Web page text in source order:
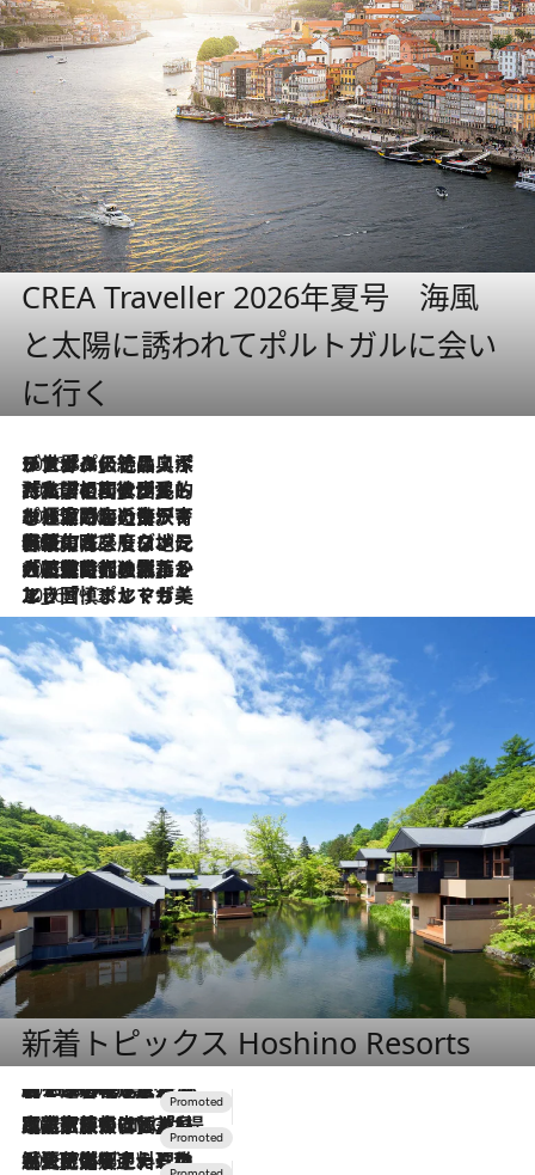
CREA Traveller 2026年夏号 海風
と太陽に誘われてポルトガルに会い
に行く
2026.8.8
リスボンの絶品スイーツ「パステル・デ・ナタ」とは？ポルトガル伝統の奥深い世界へ
2026.7.27
「私の祖国はポルトガル語です」国民的詩人フェルナンド・ペソアと、彼が愛した文学の街を歩く
2026.7.26
ポルトガル近海が育む極上の海の幸。キリリと冷えた白ワインと愉しむ、シーフード専門店の贅沢
2026.7.22
伝統の味をモダンに昇華。高感度な地元客が集う、リスボンの最旬ガストロノミー
2026.7.21
大航海時代の栄華から、震災、独裁、そして革命へ。ポルトガル・首都リスボンの石畳に刻まれた「歴史の光と影」
2026.7.13
エッセイ・ヤマザキマリ「慎ましくも美しき国 ポルトガル」
新着トピックス Hoshino Resorts
2026.8.7
【トンボの足水浴】ヒノキの香りに包まれて涼感マックス！約13℃の湧水かけ流しを避暑地「星野温泉 トンボの湯」で体験
2026.7.31
【ホテル帰省】という選択肢をOMOが提案。家族とほどよい距離を保つには「昼は実家、夜は気兼ねなくホテルで！」
2026.7.24
【夏限定ディナーコース】旬を迎える稚鮎や花ズッキーニなどをイタリア・トスカーナの郷土料理の手法で満喫！